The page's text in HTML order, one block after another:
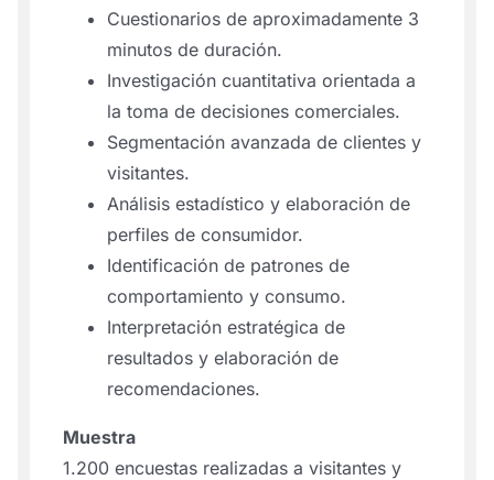
Cuestionarios de aproximadamente 3
minutos de duración.
Investigación cuantitativa orientada a
la toma de decisiones comerciales.
Segmentación avanzada de clientes y
visitantes.
Análisis estadístico y elaboración de
perfiles de consumidor.
Identificación de patrones de
comportamiento y consumo.
Interpretación estratégica de
resultados y elaboración de
recomendaciones.
Muestra
1.200 encuestas realizadas a visitantes y